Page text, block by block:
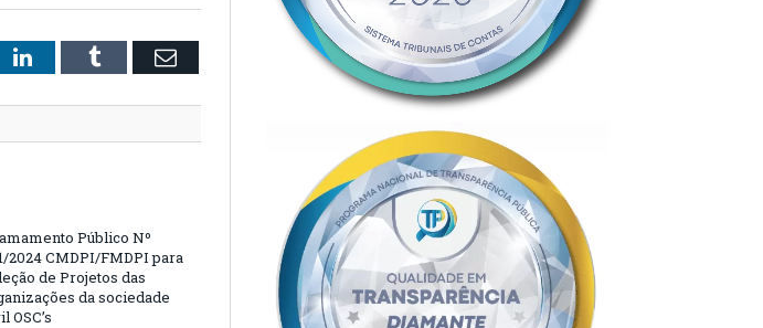
LinkedInTumblr Email
Público Nº
2024 CMDPI/FMDPI para
de Projetos das
da sociedade
OSC’s